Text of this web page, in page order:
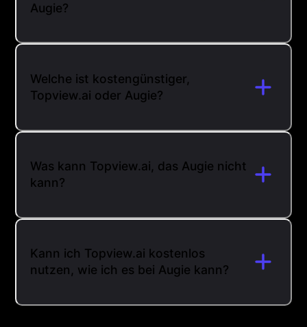
Augie?
Welche ist kostengünstiger,
Topview.ai oder Augie?
Was kann Topview.ai, das Augie nicht
kann?
Kann ich Topview.ai kostenlos
nutzen, wie ich es bei Augie kann?